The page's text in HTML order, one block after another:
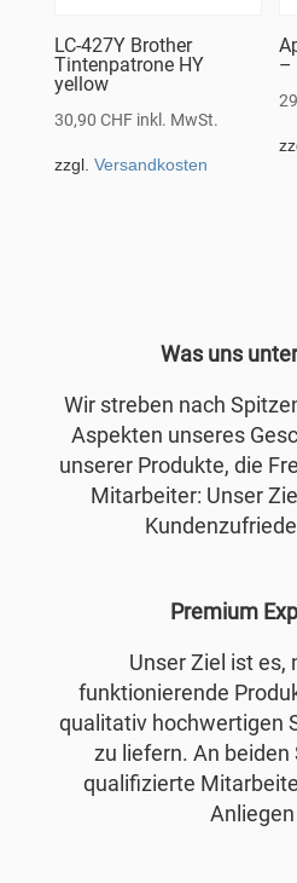
LC-427Y Brother
Tintenpatrone HY
yellow
30,90 CHF inkl. MwSt.
zzgl. Versandkosten
–
Was uns
Wir streben nach
Aspekten unseres
unserer Produkte, die
Mitarbeiter: Unser
Premium
Unser Ziel ist es,
funktionierende
qualitativ hochwertigen
zu liefern. An beiden
qualifizierte